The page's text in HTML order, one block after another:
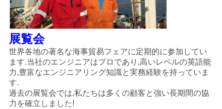
展覧会
世界各地の著名な海事貿易フェアに定期的に参加してい
ます.当社のエンジニアはプロであり,高いレベルの英語能
力,豊富なエンジニアリング知識と実務経験を持っていま
す.
過去の展覧会では,私たちは多くの顧客と強い長期間の協
力を確立しました!